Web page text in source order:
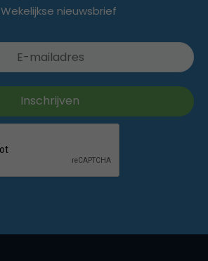
Wekelijkse nieuwsbrief